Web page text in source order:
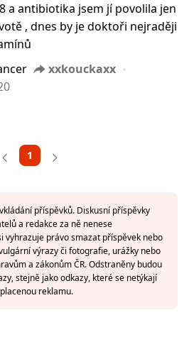
a antibiotika jsem jí povolila jen
, dnes by je doktoři nejraději
xxkouckaxx
1
příspěvků. Diskusní příspěvky
a redakce za ně nenese
vyhrazuje právo smazat příspěvek nebo
výrazy či fotografie, urážky nebo
a zákonům ČR. Odstraněny budou
stejně jako odkazy, které se netýkají
reklamu.